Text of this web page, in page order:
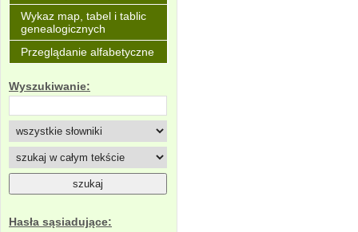
Wykaz map, tabel i tablic
genealogicznych
Przeglądanie alfabetyczne
Wyszukiwanie:
Hasła sąsiadujące: